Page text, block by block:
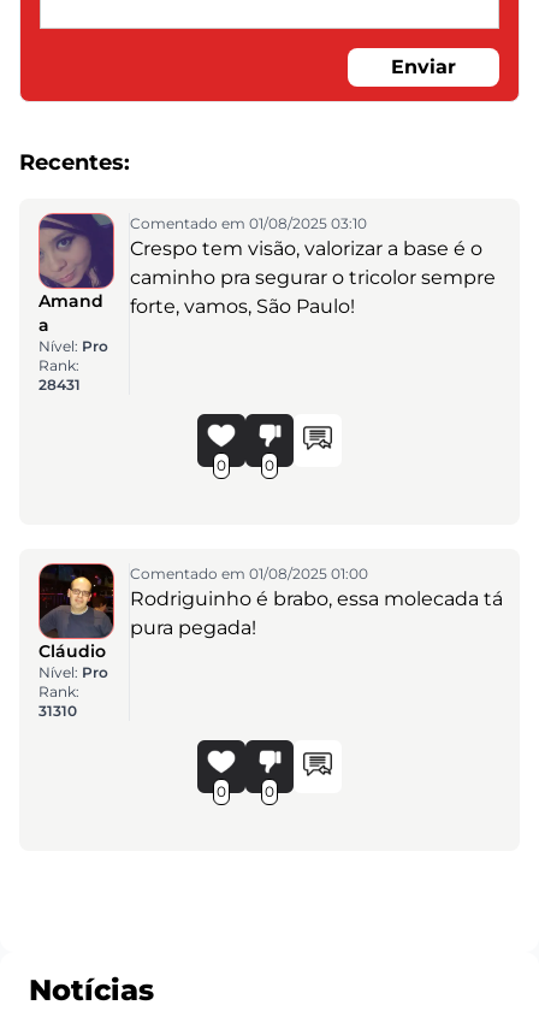
Enviar
Recentes:
Amand
a
Nível: Pro
Rank:
28431
Comentado em 01/08/2025 03:10
Crespo tem visão, valorizar a base é o
caminho pra segurar o tricolor sempre
forte, vamos, São Paulo!
0 0
Cláudio
Nível: Pro
Rank:
31310
Comentado em 01/08/2025 01:00
Rodriguinho é brabo, essa molecada tá
pura pegada!
0 0
Notícias